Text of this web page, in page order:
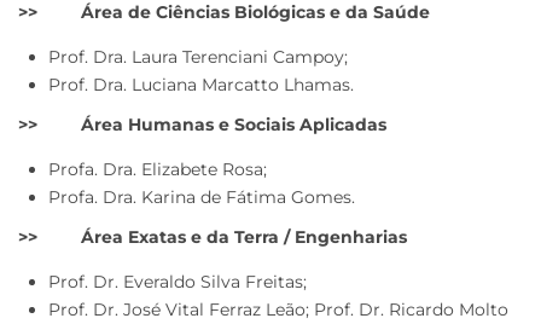
>> Área de Ciências Biológicas e da Saúde
Prof. Dra. Laura Terenciani Campoy;
Prof. Dra. Luciana Marcatto Lhamas.
>> Área Humanas e Sociais Aplicadas
Profa. Dra. Elizabete Rosa;
Profa. Dra. Karina de Fátima Gomes.
>> Área Exatas e da Terra / Engenharias
Prof. Dr. Everaldo Silva Freitas;
Prof. Dr. José Vital Ferraz Leão; Prof. Dr. Ricardo Molto